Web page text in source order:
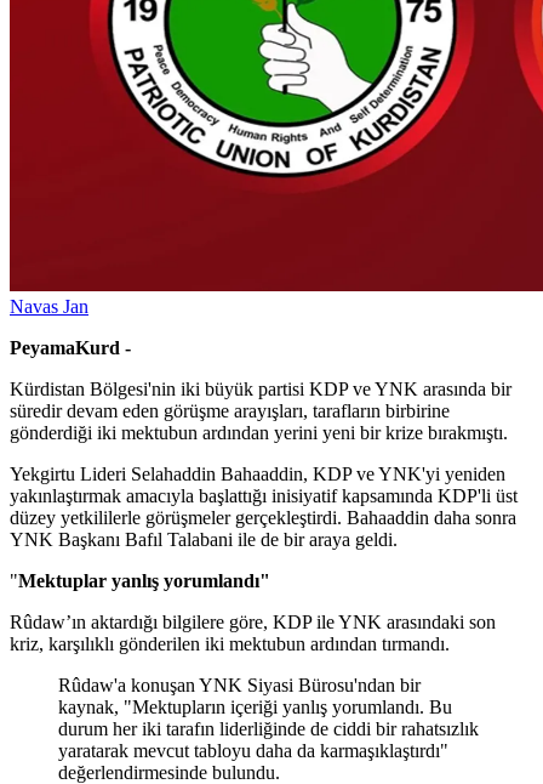
Navas Jan
PeyamaKurd -
Kürdistan Bölgesi'nin iki büyük partisi KDP ve YNK arasında bir
süredir devam eden görüşme arayışları, tarafların birbirine
gönderdiği iki mektubun ardından yerini yeni bir krize bırakmıştı.
Yekgirtu Lideri Selahaddin Bahaaddin, KDP ve YNK'yi yeniden
yakınlaştırmak amacıyla başlattığı inisiyatif kapsamında KDP'li üst
düzey yetkililerle görüşmeler gerçekleştirdi. Bahaaddin daha sonra
YNK Başkanı Bafıl Talabani ile de bir araya geldi.
"Mektuplar yanlış yorumlandı"
Rûdaw’ın aktardığı bilgilere göre, KDP ile YNK arasındaki son
kriz, karşılıklı gönderilen iki mektubun ardından tırmandı.
Rûdaw'a konuşan YNK Siyasi Bürosu'ndan bir
kaynak, "Mektupların içeriği yanlış yorumlandı. Bu
durum her iki tarafın liderliğinde de ciddi bir rahatsızlık
yaratarak mevcut tabloyu daha da karmaşıklaştırdı"
değerlendirmesinde bulundu.